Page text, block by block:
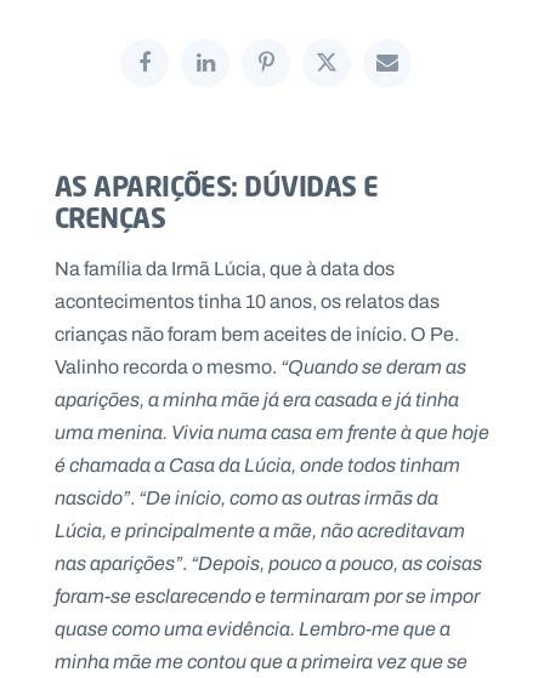
AS APARIÇÕES: DÚVIDAS E
CRENÇAS
Na família da Irmã Lúcia, que à data dos
acontecimentos tinha 10 anos, os relatos das
crianças não foram bem aceites de início. O Pe.
Valinho recorda o mesmo. “Quando se deram as
aparições, a minha mãe já era casada e já tinha
uma menina. Vivia numa casa em frente à que hoje
é chamada a Casa da Lúcia, onde todos tinham
nascido”. “De início, como as outras irmãs da
Lúcia, e principalmente a mãe, não acreditavam
nas aparições”. “Depois, pouco a pouco, as coisas
foram-se esclarecendo e terminaram por se impor
quase como uma evidência. Lembro-me que a
minha mãe me contou que a primeira vez que se
T
A
L
N
A
I
O
A
S
a
l
e
s
i
a
n
s
.
p
t